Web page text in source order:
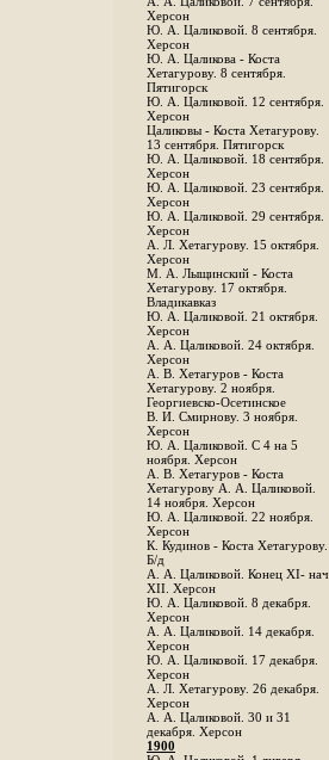
Херсон
Ю. А. Цаликовой. 8 сентября.
Херсон
Ю. А. Цаликова - Коста
Хетагурову. 8 сентября.
Пятигорск
Ю. А. Цаликовой. 12 сентября.
Херсон
Цаликовы - Коста Хетагурову.
13 сентября. Пятигорск
Ю. А. Цаликовой. 18 сентября.
Херсон
Ю. А. Цаликовой. 23 сентября.
Херсон
Ю. А. Цаликовой. 29 сентября.
Херсон
А. Л. Хетагурову. 15 октября.
Херсон
М. А. Лыщинский - Коста
Хетагурову. 17 октября.
Владикавказ
Ю. А. Цаликовой. 21 октября.
Херсон
А. А. Цаликовой. 24 октября.
Херсон
A. В. Хетагуров - Коста
Хетагурову. 2 ноября.
Георгиевско-Осетинское
B. И. Смирнову. 3 ноября.
Херсон
Ю. А. Цаликовой. С 4 на 5
ноября. Херсон
А. В. Хетагуров - Коста
Хетагурову А. А. Цаликовой.
14 ноября. Херсон
Ю. А. Цаликовой. 22 ноября.
Херсон
К. Кудинов - Коста Хетагурову.
Б/д
А. А. Цаликовой. Конец XI- нач.
XII. Херсон
Ю. А. Цаликовой. 8 декабря.
Херсон
А. А. Цаликовой. 14 декабря.
Херсон
Ю. А. Цаликовой. 17 декабря.
Херсон
А. Л. Хетагурову. 26 декабря.
Херсон
А. А. Цаликовой. 30 и 31
декабря. Херсон
1900